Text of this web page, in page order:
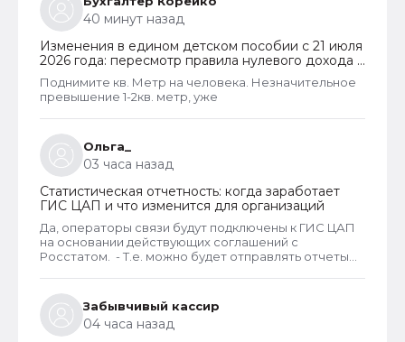
40 минут назад
Изменения в едином детском пособии с 21 июля
2026 года: пересмотр правила нулевого дохода и
новый порядок оформления пособий по месту
пребывания
Поднимите кв. Метр на человека. Незначительное
превышение 1-2кв. метр, уже
Ольга_
03 часа назад
Статистическая отчетность: когда заработает
ГИС ЦАП и что изменится для организаций
Да, операторы связи будут подключены к ГИС ЦАП
на основании действующих соглашений с
Росстатом. - Т.е. можно будет отправлять отчеты
Забывчивый кассир
04 часа назад